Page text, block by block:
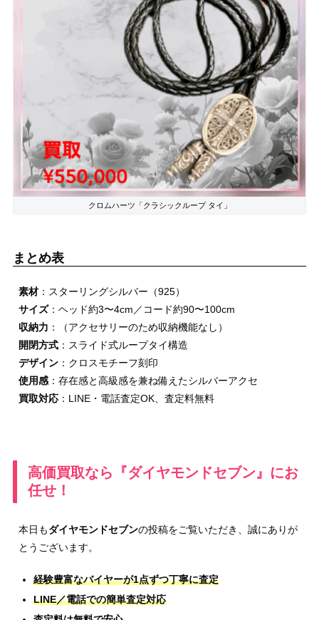
クロムハーツ「クラシックループ タイ」
まとめ表
素材：スターリングシルバー（925）
サイズ：ヘッド約3〜4cm／コード約90〜100cm
収納力 ：（アクセサリーのため収納機能なし）
開閉方式 ：スライド式ループタイ構造
デザイン ：クロスモチーフ刻印
使用感 ：存在感と高級感を兼ね備えたシルバーアクセ
買取対応 ：LINE・電話査定OK、査定料無料
高価買取なら『ダイヤモンドセブン』にお
任せ！
本日もダイヤモンドセブンの投稿をご覧いただき、誠にありが
とうございます。
経験豊富なバイヤーが1点ずつ丁寧に査定
LINE／電話での簡単査定対応